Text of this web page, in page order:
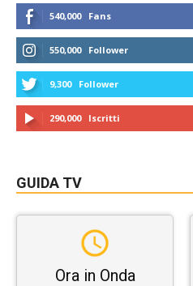
540,000 Fans
550,000 Follower
9,300 Follower
290,000 Iscritti
GUIDA TV
Ora in Onda